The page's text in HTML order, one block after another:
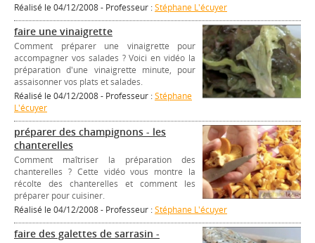
Réalisé le 04/12/2008 - Professeur :Stéphane L'écuyer
faire une vinaigrette
Comment préparer une vinaigrette pour
accompagner vos salades ? Voici en vidéo la
préparation d'une vinaigrette minute, pour
assaisonner vos plats et salades.
Réalisé le 04/12/2008 - Professeur :Stéphane
L'écuyer
préparer des champignons - les
chanterelles
Comment maîtriser la préparation des
chanterelles ? Cette vidéo vous montre la
récolte des chanterelles et comment les
préparer pour cuisiner.
Réalisé le 04/12/2008 - Professeur :Stéphane L'écuyer
faire des galettes de sarrasin -